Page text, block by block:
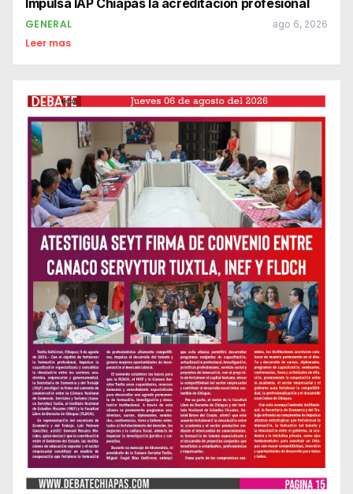
Impulsa IAP Chiapas la acreditación profesional
GENERAL ago 6, 2026
Leer mas